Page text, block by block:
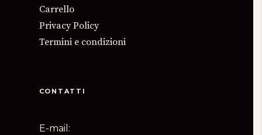
Carrello
Privacy Policy
Termini e condizioni
CONTATTI
E-mail: